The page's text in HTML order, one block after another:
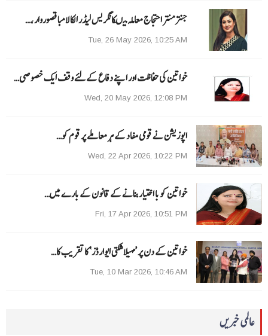
جنتر منتر احتجاج معاملہ میںکانگریس لیڈر الکا لامبا قصوروار ،…
Tue, 26 May 2026, 10:25 AM
خواتین کی حفاظت اور اپنے دفاع کےلئے وقف ایک خصوصی…
Wed, 20 May 2026, 12:08 PM
اپوزیشن نے قومی مفاد کے ہر معاملے پر قوم کو…
Wed, 22 Apr 2026, 10:22 PM
خواتین کو با اختیار بنانے کے قانون کے بارے میں…
Fri, 17 Apr 2026, 10:51 PM
خواتین کے دن پر ’مہیلا شکتی ایوارڈز‘ کا تقریب کا…
Tue, 10 Mar 2026, 10:46 AM
عالمی خبریں